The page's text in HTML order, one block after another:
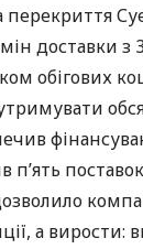
доставки з
обігових
п’ять
а вирости: